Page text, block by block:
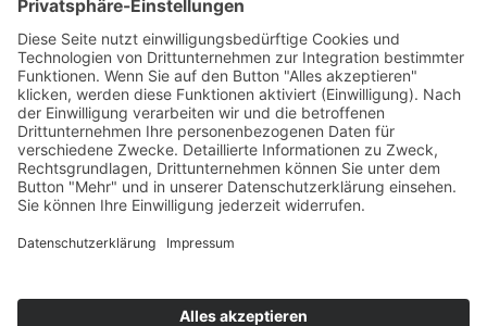
Gerätebau
Informationen
Downloads
Servicecenter
Kontakt